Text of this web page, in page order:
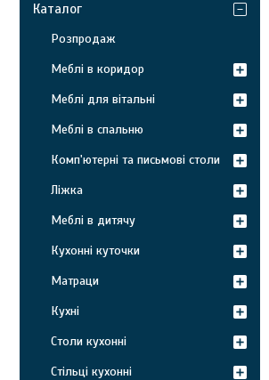
Каталог
Розпродаж
Меблі в коридор
Меблі для вітальні
Меблі в спальню
Комп'ютерні та письмові столи
Ліжка
Меблі в дитячу
Кухонні куточки
Матраци
Кухні
Столи кухонні
Стільці кухонні